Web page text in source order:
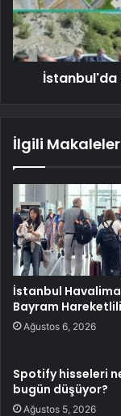
İstanbul'da
İlgili Makaleler
İstanbul
Bayram
Ağustos 6, 2026
Spotify hisseleri
bugün düşüyor?
Ağustos 5, 2026